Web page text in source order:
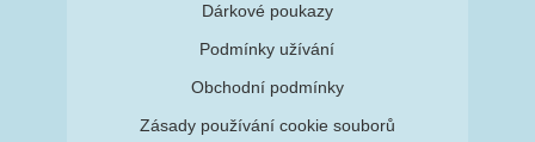
Dárkové poukazy
Podmínky užívání
Obchodní podmínky
Zásady používání cookie souborů